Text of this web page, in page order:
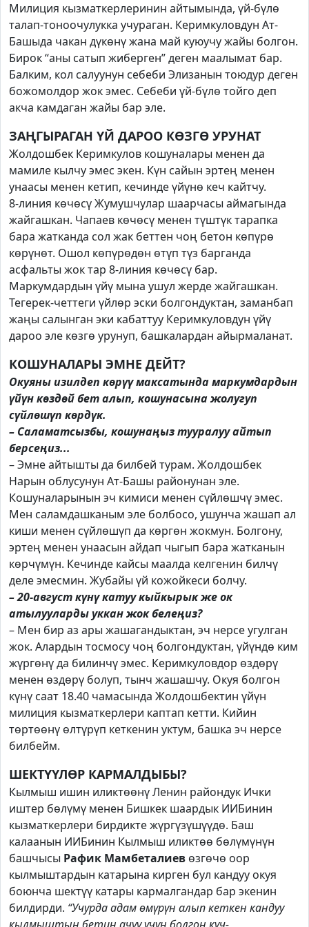
Милиция кызматкерлеринин айтымында, үй-бүлө
талап-тоноочулукка учураган. Керимкуловдун Ат-
Башыда чакан дүкөнү жана май куюучу жайы болгон.
Бирок “аны сатып жиберген” деген маалымат бар.
Балким, кол салуунун себеби Элизанын тоюдур деген
божомолдор жок эмес. Себеби үй-бүлө тойго деп
акча камдаган жайы бар эле.
ЗАҢГЫРАГАН ҮЙ ДАРОО КӨЗГӨ УРУНАТ
Жолдошбек Керимкулов кошуналары менен да
мамиле кылчу эмес экен. Күн сайын эртең менен
унаасы менен кетип, кечинде үйүнө кеч кайтчу.
8-линия көчөсү Жумушчулар шаарчасы аймагында
жайгашкан. Чапаев көчөсү менен түштүк тарапка
бара жатканда сол жак беттен чоң бетон көпүрө
көрүнөт. Ошол көпүрөдөн өтүп түз барганда
асфальты жок тар 8-линия көчөсү бар.
Маркумдардын үйү мына ушул жерде жайгашкан.
Тегерек-четтеги үйлөр эски болгондуктан, заманбап
жаңы салынган эки кабаттуу Керимкуловдун үйү
дароо эле көзгө урунуп, башкалардан айырмаланат.
КОШУНАЛАРЫ ЭМНЕ ДЕЙТ?
Окуяны изилдеп көрүү максатында маркумдардын
үйүн көздөй бет алып, кошунасына жолугуп
сүйлөшүп көрдүк.
– Саламатсызбы, кошунаңыз тууралуу айтып
берсеңиз...
– Эмне айтышты да билбей турам. Жолдошбек
Нарын облусунун Ат-Башы районунан эле.
Кошуналарынын эч кимиси менен сүйлөшчү эмес.
Мен саламдашканым эле болбосо, ушунча жашап ал
киши менен сүйлөшүп да көргөн жокмун. Болгону,
эртең менен унаасын айдап чыгып бара жатканын
көрчүмүн. Кечинде кайсы маалда келгенин билчү
деле эмесмин. Жубайы үй кожойкеси болчу.
– 20-август күнү катуу кыйкырык же ок
атылууларды уккан жок белеңиз?
– Мен бир аз ары жашагандыктан, эч нерсе угулган
жок. Алардын тосмосу чоң болгондуктан, үйүндө ким
жүргөнү да билинчү эмес. Керимкуловдор өздөрү
менен өздөрү болуп, тынч жашашчу. Окуя болгон
күнү саат 18.40 чамасында Жолдошбектин үйүн
милиция кызматкерлери каптап кетти. Кийин
төртөөнү өлтүрүп кеткенин уктум, башка эч нерсе
билбейм.
ШЕКТҮҮЛӨР КАРМАЛДЫБЫ?
Кылмыш ишин иликтөөнү Ленин райондук Ички
иштер бөлүмү менен Бишкек шаар­дык ­ИИБинин
кызматкерлери бирдикте жүргүзүшүүдө. Баш
калаанын ИИБинин Кылмыш иликтөө бөлүмүнүн
башчысы Рафик Мамбеталиев өзгөчө оор
кылмыштардын катарына кирген бул кандуу окуя
боюнча шектүү катары кармалгандар бар экенин
билдирди. “Учурда адам өмүрүн алып кеткен кандуу